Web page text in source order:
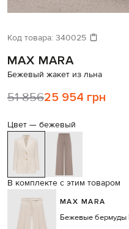
Давайте подберем что-то еще
Похожие товары
Код товара: 340025
MAX MARA
Бежевый жакет из льна
51 85625 954 грн
Цвет — бежевый
В комплекте с этим товаром
MAX MARA
Бежевые бермуды